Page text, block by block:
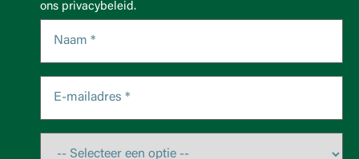
ons privacybeleid.